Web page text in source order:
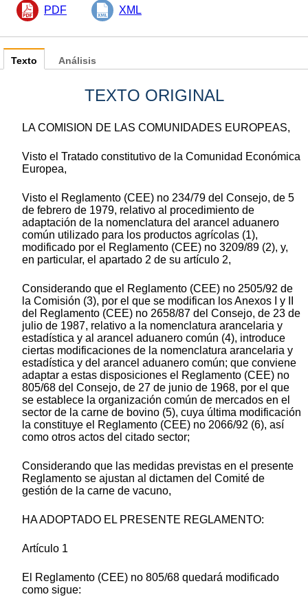
PDF XML
Texto
TEXTO ORIGINAL
LA COMISION DE LAS COMUNIDADES EUROPEAS,
Visto el Tratado constitutivo de la Comunidad Económica
Europea,
Visto el Reglamento (CEE) no 234/79 del Consejo, de 5
de febrero de 1979, relativo al procedimiento de
adaptación de la nomenclatura del arancel aduanero
común utilizado para los productos agrícolas (1),
modificado por el Reglamento (CEE) no 3209/89 (2), y,
en particular, el apartado 2 de su artículo 2,
Considerando que el Reglamento (CEE) no 2505/92 de
la Comisión (3), por el que se modifican los Anexos I y II
del Reglamento (CEE) no 2658/87 del Consejo, de 23 de
julio de 1987, relativo a la nomenclatura arancelaria y
estadística y al arancel aduanero común (4), introduce
ciertas modificaciones de la nomenclatura arancelaria y
estadística y del arancel aduanero común; que conviene
adaptar a estas disposiciones el Reglamento (CEE) no
805/68 del Consejo, de 27 de junio de 1968, por el que
se establece la organización común de mercados en el
sector de la carne de bovino (5), cuya última modificación
la constituye el Reglamento (CEE) no 2066/92 (6), así
como otros actos del citado sector;
Considerando que las medidas previstas en el presente
Reglamento se ajustan al dictamen del Comité de
gestión de la carne de vacuno,
HA ADOPTADO EL PRESENTE REGLAMENTO:
Artículo 1
El Reglamento (CEE) no 805/68 quedará modificado
como sigue:
Análisis